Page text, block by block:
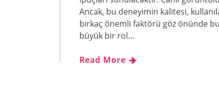
Ancak, bu deneyimin kalitesi,
birkaç önemli faktörü göz önünde
büyük bir rol…
Read More